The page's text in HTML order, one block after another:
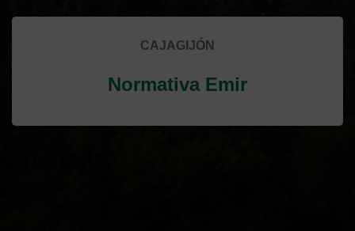
CAJAGIJÓN
Normativa Emir